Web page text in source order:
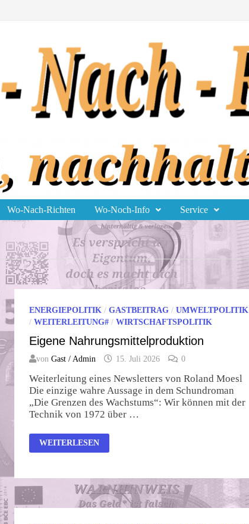
Wo-Nach-Richten Wo-Noch-Info Service
ENERGIEPOLITIK/ GASTBEITRAG/ UMWELTPOLITIK
/ WEITERLEITUNG#/ WIRTSCHAFTSPOLITIK
Eigene Nahrungsmittelproduktion
von Gast / Admin 15. Juli 2026 0
Weiterleitung eines Newsletters von Roland Moesl
Die einzige wahre Aussage in dem Schundroman
„Die Grenzen des Wachstums“: Wir können mit der
Technik von 1972 über …
EIGENE
NAHRUNGSMITTELPRODUKTION
WEITERLESEN